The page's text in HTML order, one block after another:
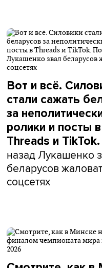
Вот и всё.
стали сажать
за
ролики и посты в
Threads и TikTok.
назад Лукашенко
беларусов
соцсетях